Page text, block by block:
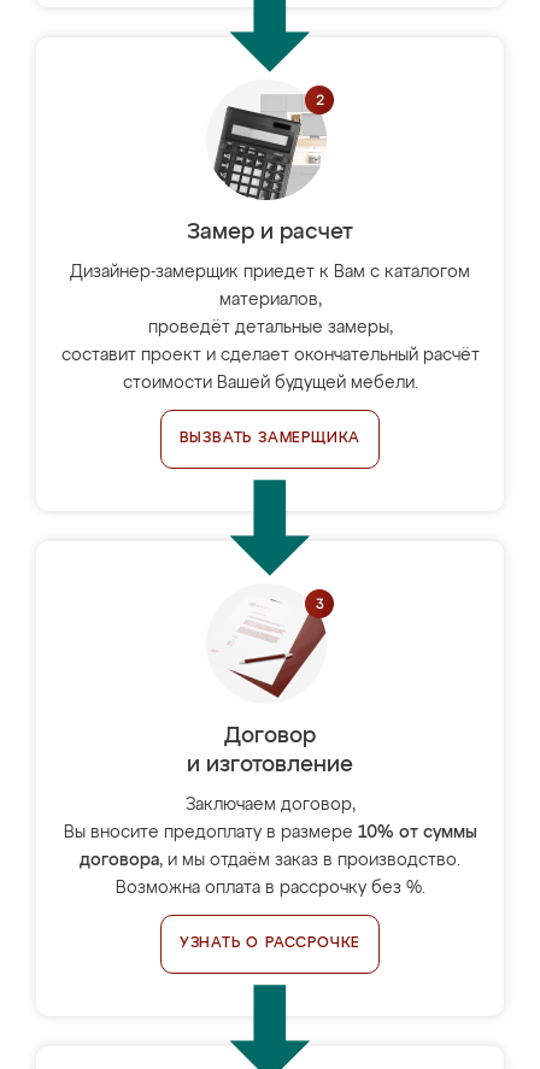
Замер и расчет
Дизайнер-замерщик приедет к Вам с каталогом
материалов,
проведёт детальные замеры,
составит проект и сделает окончательный расчёт
стоимости Вашей будущей мебели.
ВЫЗВАТЬ ЗАМЕРЩИКА
Договор
и изготовление
Заключаем договор,
Вы вносите предоплату в размере 10% от суммы
договора, и мы отдаём заказ в производство.
Возможна оплата в рассрочку без %.
УЗНАТЬ О РАССРОЧКЕ